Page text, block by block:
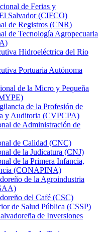
de Ferias y
Salvador (CIFCO)
de Registros (CNR)
de Tecnología Agropecuaria
Hidroeléctrica del Rio
Portuaria Autónoma
de la Micro y Pequeña
de la Profesión de
y Auditoria (CVPCPA)
de Administración de
de Calidad (CNC)
de la Judicatura (CNJ)
de la Primera Infancia,
(CONAPINA)
de la Agroindustria
del Café (CSC)
de Salud Pública (CSSP)
de Inversiones